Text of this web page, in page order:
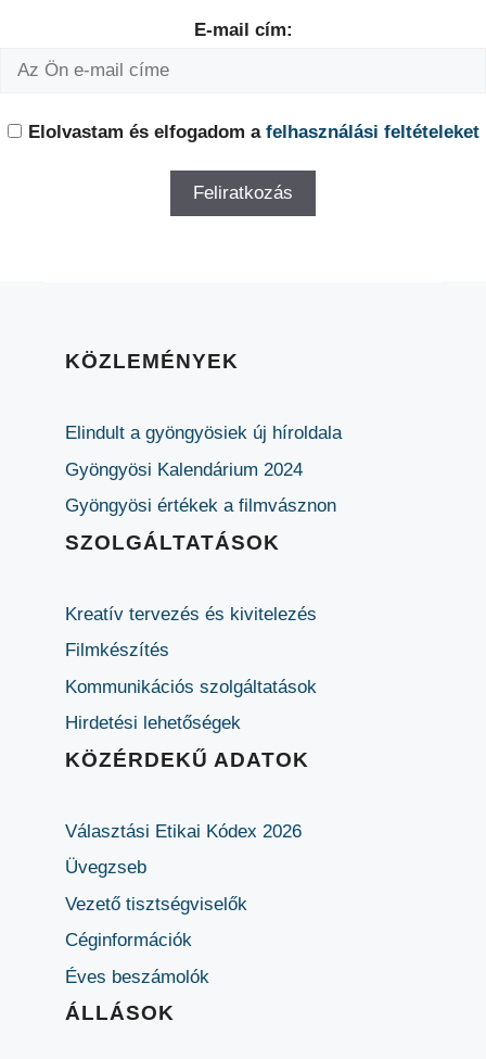
E-mail cím:
Elolvastam és elfogadom a felhasználási feltételeket
KÖZLEMÉNYEK
Elindult a gyöngyösiek új híroldala
Gyöngyösi Kalendárium 2024
Gyöngyösi értékek a filmvásznon
SZOLGÁLTATÁSOK
Kreatív tervezés és kivitelezés
Filmkészítés
Kommunikációs szolgáltatások
Hirdetési lehetőségek
KÖZÉRDEKŰ ADATOK
Választási Etikai Kódex 2026
Üvegzseb
Vezető tisztségviselők
Céginformációk
Éves beszámolók
ÁLLÁSOK